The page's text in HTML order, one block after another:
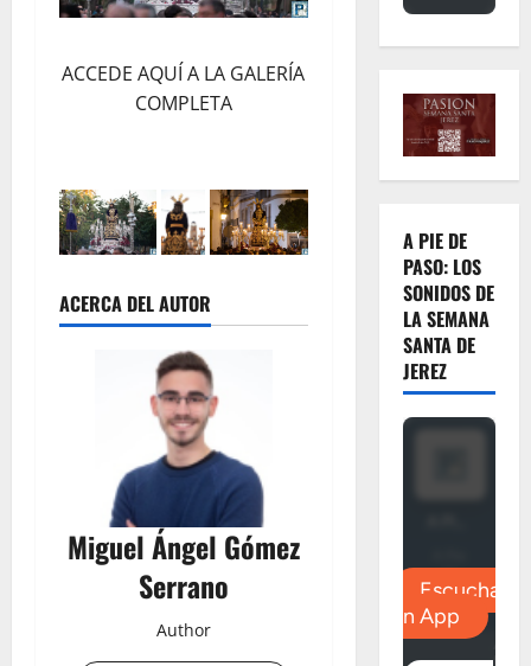
ACCEDE AQUÍ A LA GALERÍA
COMPLETA
ACERCA DEL AUTOR
Miguel Ángel Gómez
Serrano
Author
A PIE DE
PASO: LOS
SONIDOS DE
LA SEMANA
SANTA DE
JEREZ